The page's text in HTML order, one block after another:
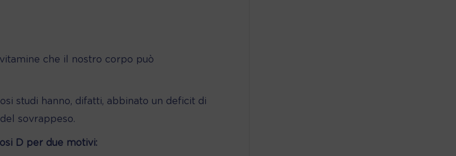
che il nostro corpo può
studi hanno, difatti, abbinato un deficit di
sovrappeso.
D per due motivi: